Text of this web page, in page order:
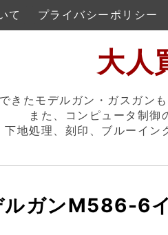
て プライバシーポリシー
大人
きたモデルガン・ガスガン
また、コンピュータ制御
下地処理、刻印、ブルーイン
ルガンM586-6